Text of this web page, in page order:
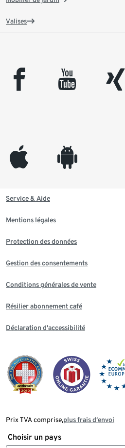
Valises
facebook youtube xing
appleinc android
Service & Aide
Mentions légales
Protection des données
Gestion des consentements
Conditions générales de vente
Résilier abonnement café
Déclaration d'accessibilité
Prix TVA comprise,plus frais d‘envoi
Choisir un pays